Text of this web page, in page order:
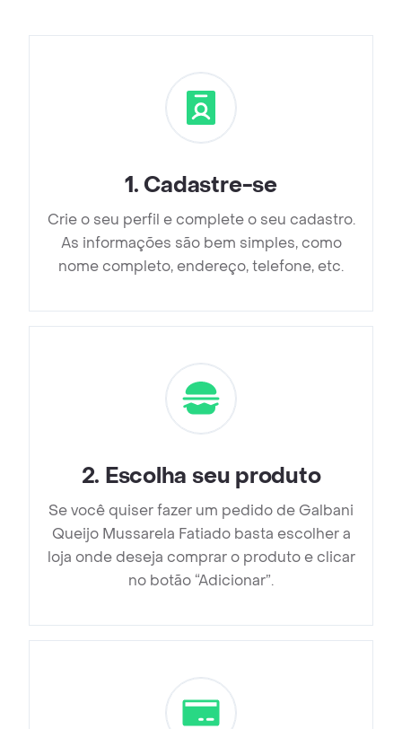
1. Cadastre-se
Crie o seu perfil e complete o seu cadastro.
As informações são bem simples, como
nome completo, endereço, telefone, etc.
2. Escolha seu produto
Se você quiser fazer um pedido de Galbani
Queijo Mussarela Fatiado basta escolher a
loja onde deseja comprar o produto e clicar
no botão “Adicionar”.